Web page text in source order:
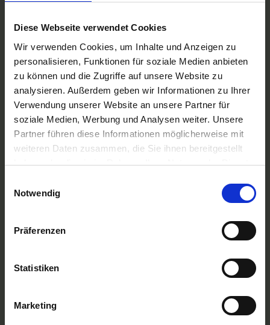
Diese Webseite verwendet Cookies
Wir verwenden Cookies, um Inhalte und Anzeigen zu
personalisieren, Funktionen für soziale Medien anbieten
zu können und die Zugriffe auf unsere Website zu
analysieren. Außerdem geben wir Informationen zu Ihrer
Verwendung unserer Website an unsere Partner für
soziale Medien, Werbung und Analysen weiter. Unsere
Partner führen diese Informationen möglicherweise mit
weiteren Daten zusammen, die Sie ihnen bereitgestellt
haben oder die sie im Rahmen Ihrer Nutzung der Dienste
Notwendig
Präferenzen
Statistiken
Marketing
A-ROSA Flussschiff GmbH
Nicko Cruises Flussreisen
PLANTOURS Kreuzfahrten
AMADEUS Flusskreuzfahrten
1AVista Flussreisen
TOP Reiseziele
Flussreisen Deutschland
Flussreise Osteuropa
Asien Flusskreuzfahrten
Nilkreuzfahrt
MS Alina
MS Anesha
MS Elegant Lady
TOP Themen